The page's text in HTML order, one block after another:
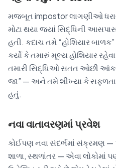
મજબૂત impostor લાગણીઓ
મોટા થયા જ્યાં સિદ્ધિની
હતી. કદાચ તમે “હોશિયાર
કર્યો કે તમારું મૂલ્ય હોશિયાર
તમારી સિદ્ધિઓ સતત ઓછી
જા” — અને તમે શીખ્યા કે
હતું.
નવા વાતાવરણમાં પ્રવેશ
કોઈપણ નવા સંદર્ભમાં સંક્રમણ —
શાળા, સ્થળાંતર — એવા